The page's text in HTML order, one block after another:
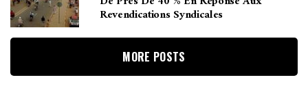
Revendications Syndicales
MORE POSTS